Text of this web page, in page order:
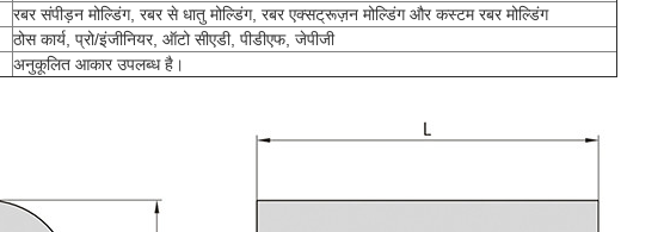
रबर संपीड़न मोल्डिंग, रबर से धातु मोल्डिंग, रबर एक्सट्रूज़न मोल्डिंग और कस्टम रबर मोल्डिंग
ठोस कार्य, प्रो/इंजीनियर, ऑटो सीएडी, पीडीएफ, जेपीजी
अनुकूलित आकार उपलब्ध है।